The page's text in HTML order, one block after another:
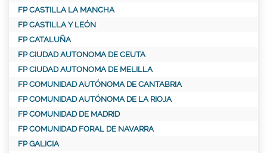
FP CASTILLA LA MANCHA
FP CASTILLA Y LEÓN
FP CATALUÑA
FP CIUDAD AUTONOMA DE CEUTA
FP CIUDAD AUTONOMA DE MELILLA
FP COMUNIDAD AUTÓNOMA DE CANTABRIA
FP COMUNIDAD AUTÓNOMA DE LA RIOJA
FP COMUNIDAD DE MADRID
FP COMUNIDAD FORAL DE NAVARRA
FP GALICIA